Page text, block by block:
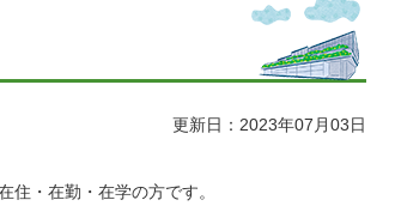
更新日：2023年07月03日
住・在勤・在学の方です。